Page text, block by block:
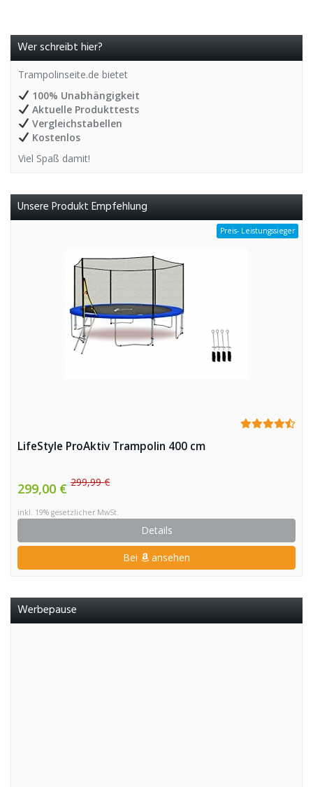
Wer schreibt hier?
Trampolinseite.de bietet
100% Unabhängigkeit
Aktuelle Produkttests
Vergleichstabellen
Kostenlos
Viel Spaß damit!
Unsere Produkt Empfehlung
Preis- Leistungssieger
LifeStyle ProAktiv Trampolin 400 cm
299,00 € 299,99 €
inkl. 19% gesetzlicher MwSt.
Details
Bei ansehen
Werbepause